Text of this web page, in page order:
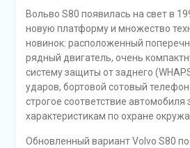
Вольво S80 появилась на свет в
новую платформу и множество
новинок: расположенный
рядный двигатель, очень
систему защиты от заднего
ударов, бортовой сотовый телефон
строгое соответствие
характеристикам по охране
Обновленный вариант Volvo S80